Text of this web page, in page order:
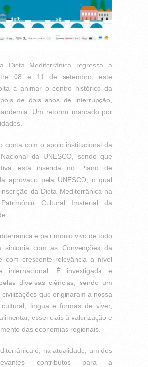
Dieta Mediterrânica regressa a
08 e 11 de setembro, este
a animar o centro histórico da
de dois anos de interrupção,
Um retorno marcado por
conta com o apoio institucional da
da UNESCO, sendo que
está inserida no Plano de
aprovado pela UNESCO, o qual
da Dieta Mediterrânica na
Cultural Imaterial da
é património vivo de todo
sintonia com as Convenções da
com crescente relevância a nível
internacional. É investigada e
diversas ciências, sendo um
civilizações que originaram a nossa
cultural, língua e formas de viver,
essenciais à valorização e
das economias regionais.
é, na atualidade, um dos
contributos para a